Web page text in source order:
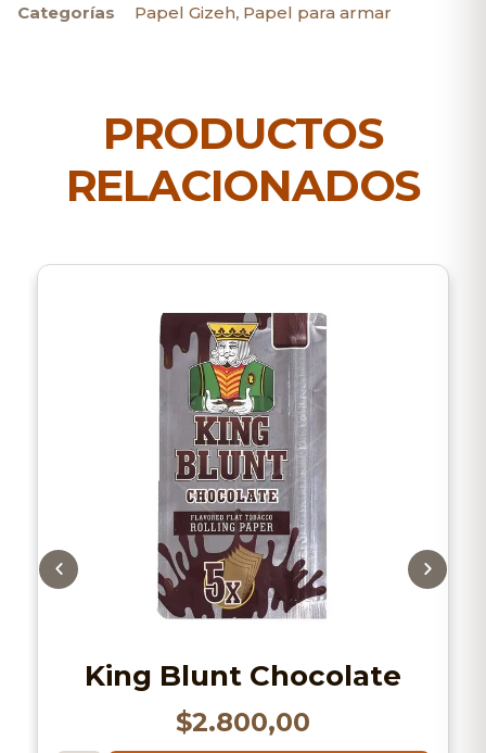
Categorías Papel Gizeh, Papel para armar
PRODUCTOS
RELACIONADOS
King Blunt Chocolate
$2.800,00